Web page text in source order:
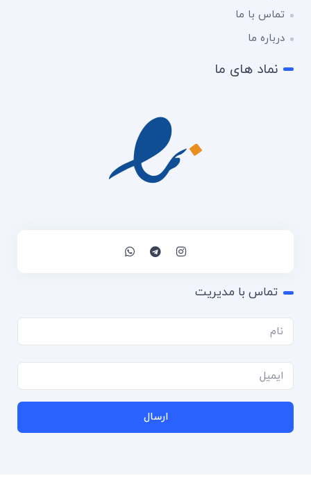
تماس با ما
درباره ما
نماد های ما
تماس با مدیریت
ارسال